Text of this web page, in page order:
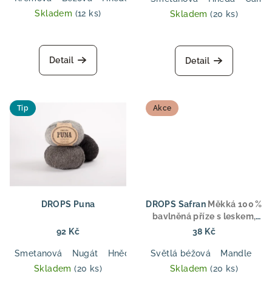
Skladem (12 ks)
Detail
Skladem(20 ks)
Detail
Tip
DROPS Puna
92 Kč
Smetanová Nugát Hnědá Světlá šedá Antracit
Skladem(20 ks)
Akce
DROPS Safran Měkká 100 %
bavlněná příze s leskem,
ideální pro letní oděvy,
38 Kč
Světlá béžová Mandle
Skladem(20 ks)